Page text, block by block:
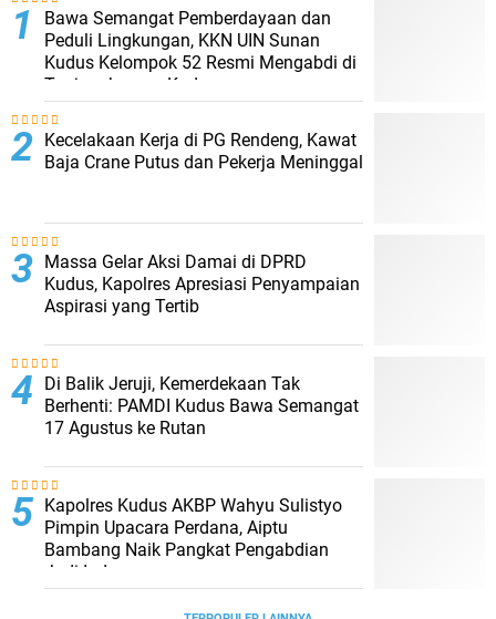
Bawa Semangat Pemberdayaan dan
Peduli Lingkungan, KKN UIN Sunan
Kudus Kelompok 52 Resmi Mengabdi di
Tanjungkarang Kudus
Kecelakaan Kerja di PG Rendeng, Kawat
Baja Crane Putus dan Pekerja Meninggal
Massa Gelar Aksi Damai di DPRD
Kudus, Kapolres Apresiasi Penyampaian
Aspirasi yang Tertib
Di Balik Jeruji, Kemerdekaan Tak
Berhenti: PAMDI Kudus Bawa Semangat
17 Agustus ke Rutan
Kapolres Kudus AKBP Wahyu Sulistyo
Pimpin Upacara Perdana, Aiptu
Bambang Naik Pangkat Pengabdian
Jadi Ipda